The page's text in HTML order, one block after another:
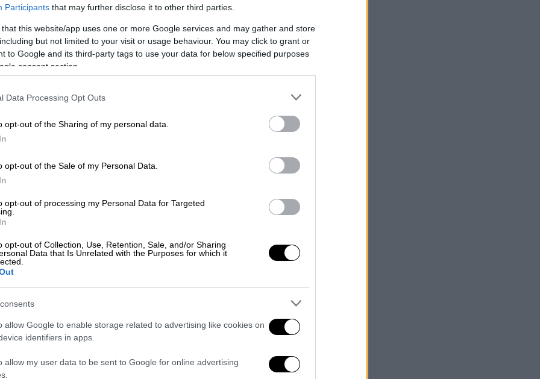
Participants that may further disclose it to other third parties.
that this website/app uses one or more Google services and may gather and store
but not limited to your visit or usage behaviour. You may click to grant or
to Google and its third-party tags to use your data for below specified purposes
consent section.
Data Processing Opt Outs
opt-out of the Sharing of my personal data.
opt-out of the Sale of my Personal Data.
opt-out of processing my Personal Data for Targeted
opt-out of Collection, Use, Retention, Sale, and/or Sharing
Data that Is Unrelated with the Purposes for which it
allow Google to enable storage related to advertising like cookies on
identifiers in apps.
allow my user data to be sent to Google for online advertising
το ΕΘΝΟΣ στη Google
στη σκηνή του
«
της για ένα μεγάλο διάστημα.
. Όμως, η ψυχή και το σώμα της
εντελώς ζωντανά είναι
πολύ ευαίσθητη και συναισθηματική.
συναυλίες. Και παίρνω κάθε άτομο σε
μαζί μου στο σπίτι» είπε σε
μοιάζει με τη γυναίκα που ταΐζει
την «
emotionally and physically after two-
- as star prepares to finally